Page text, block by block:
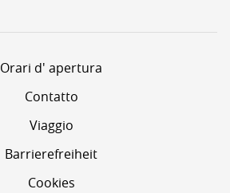
Orari d' apertura
Contatto
Viaggio
Barrierefreiheit
Cookies